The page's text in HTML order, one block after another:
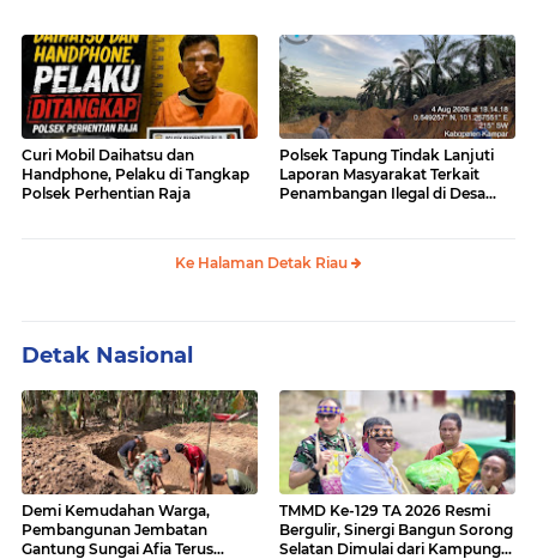
Curi Mobil Daihatsu dan
Handphone, Pelaku di Tangkap
Polsek Perhentian Raja
Polsek Tapung Tindak Lanjuti
Laporan Masyarakat Terkait
Penambangan Ilegal di Desa
Ke Halaman Detak Riau
Detak Nasional
Demi Kemudahan Warga,
Pembangunan Jembatan
Gantung Sungai Afia Terus
TMMD Ke-129 TA 2026 Resmi
Bergulir, Sinergi Bangun Sorong
Selatan Dimulai dari Kampung